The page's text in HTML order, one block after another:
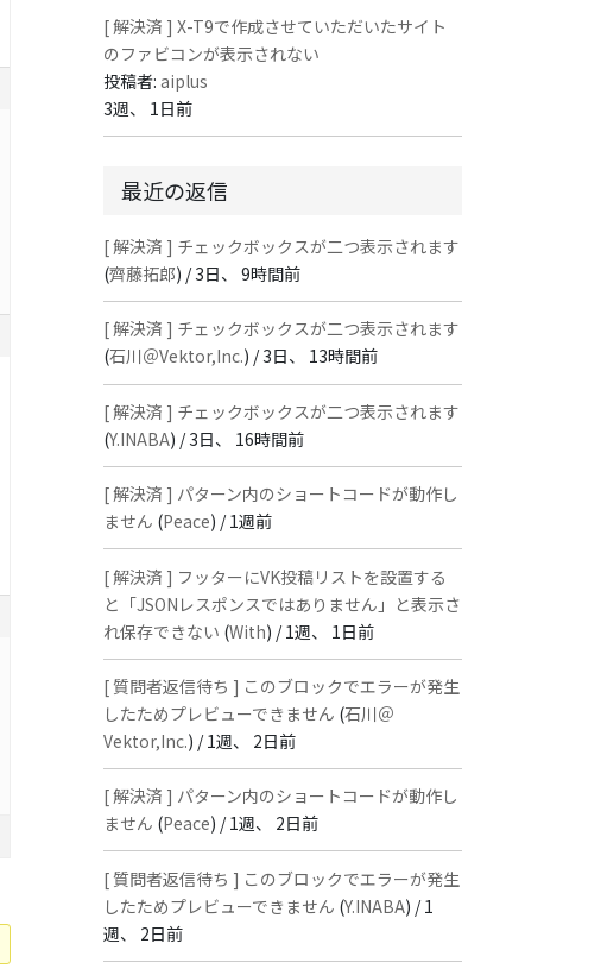
[ 解決済 ] X-T9で作成させていただいたサイト
のファビコンが表示されない
投稿者:aiplus
3週、 1日前
最近の返信
[ 解決済 ] チェックボックスが二つ表示されます
(齊藤拓郎) /3日、 9時間前
[ 解決済 ] チェックボックスが二つ表示されます
(石川＠Vektor,Inc.) /3日、 13時間前
[ 解決済 ] チェックボックスが二つ表示されます
(Y.INABA) /3日、 16時間前
[ 解決済 ] パターン内のショートコードが動作し
ません (Peace) /1週前
[ 解決済 ] フッターにVK投稿リストを設置する
と「JSONレスポンスではありません」と表示さ
れ保存できない (With) /1週、 1日前
[ 質問者返信待ち ] このブロックでエラーが発生
したためプレビューできません (石川＠
Vektor,Inc.) /1週、 2日前
[ 解決済 ] パターン内のショートコードが動作し
ません (Peace) /1週、 2日前
[ 質問者返信待ち ] このブロックでエラーが発生
したためプレビューできません (Y.INABA) /1
週、 2日前